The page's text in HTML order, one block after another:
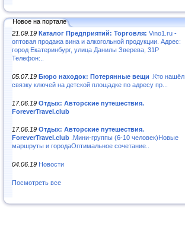
Новое на портале
21.09.19 Каталог Предприятий: Торговля: Vino1.ru -
оптовая продажа вина и алкогольной продукции. Адрес:
город Екатеринбург, улица Данилы Зверева, 31Р
Телефон:..
05.07.19 Бюро находок: Потерянные вещи .Кто нашёл
связку ключей на детской площадке по адресу пр...
17.06.19 Отдых: Авторские путешествия.
ForeverTravel.club
17.06.19 Отдых: Авторские путешествия.
ForeverTravel.club .Мини-группы (6-10 человек)Новые
маршруты и городаОптимальное сочетание..
04.06.19 Новости
Посмотреть все